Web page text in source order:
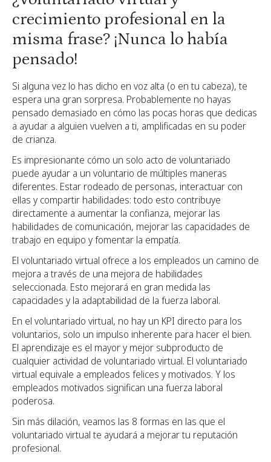
crecimiento profesional en la
misma frase? ¡Nunca lo había
pensado!
Si alguna vez lo has dicho en voz alta (o en tu cabeza), te
espera una gran sorpresa. Probablemente no hayas
pensado demasiado en cómo las pocas horas que dedicas
a ayudar a alguien vuelven a ti, amplificadas en su poder
de crianza.
Es impresionante cómo un solo acto de voluntariado
puede ayudar a un voluntario de múltiples maneras
diferentes. Estar rodeado de personas, interactuar con
ellas y compartir habilidades: todo esto contribuye
directamente a aumentar la confianza, mejorar las
habilidades de comunicación, mejorar las capacidades de
trabajo en equipo y fomentar la empatía.
El voluntariado virtual ofrece a los empleados un camino de
mejora a través de una mejora de habilidades
seleccionada. Esto mejorará en gran medida las
capacidades y la adaptabilidad de la fuerza laboral.
En el voluntariado virtual, no hay un KPI directo para los
voluntarios, solo un impulso inherente para hacer el bien.
El aprendizaje es el mayor y mejor subproducto de
cualquier actividad de voluntariado virtual. El voluntariado
virtual equivale a empleados felices y motivados. Y los
empleados motivados significan una fuerza laboral
poderosa.
Sin más dilación, veamos las 8 formas en las que el
voluntariado virtual te ayudará a mejorar tu reputación
profesional.